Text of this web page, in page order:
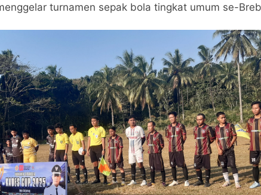
turnamen sepak bola tingkat umum se-